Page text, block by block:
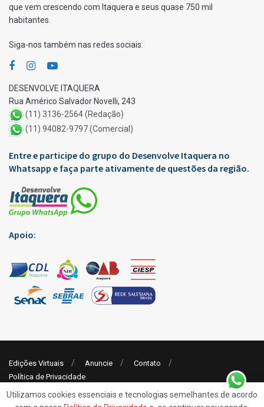
que vem crescendo com Itaquera e seus quase 750 mil
habitantes.
Siga-nos também nas redes sociais:
DESENVOLVE ITAQUERA
Rua Américo Salvador Novelli, 243
(11) 3136-2564 (Redação)
(11) 94082-9797 (Comercial)
Entre e participe do grupo do Desenvolve Itaquera no
Whatsapp e faça parte ativamente de questões da região.
Apoio:
Edições Virtuais Anuncie
Contato
Política de Privacidade
Utilizamos cookies essenciais e tecnologias semelhantes de acordo